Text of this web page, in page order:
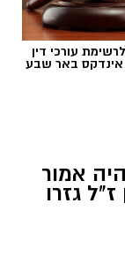
, עידו אטיאס
עורכי דין
באר שבע
אמור
גזרו